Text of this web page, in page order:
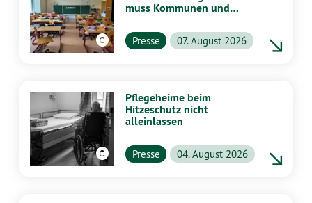
muss Kommunen und
unterstützen
Presse 07. August 2026
Pflegeheime beim
Hitzeschutz nicht
alleinlassen
Presse 04. August 2026